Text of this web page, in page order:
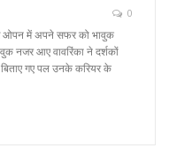
0
ओपन में अपने सफर को भावुक
नजर आए वावरिंका ने दर्शकों
गए पल उनके करियर के